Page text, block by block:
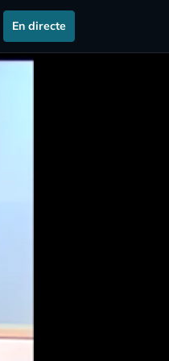
En directe